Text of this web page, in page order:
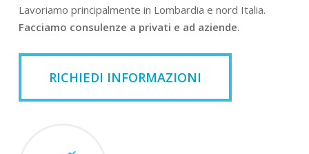
Lavoriamo principalmente in Lombardia e nord Italia.
Facciamo consulenze a privati e ad aziende.
RICHIEDI INFORMAZIONI